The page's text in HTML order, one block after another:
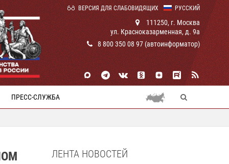
РУССКИЙ
ВЕРСИЯ ДЛЯ СЛАБОВИДЯЩИХ
111250, г. Москва
ул. Красноказарменная, д. 9а
8 800 350 08 97 (автоинформатор)
ПРЕСС-СЛУЖБА
ЛЕНТА НОВОСТЕЙ